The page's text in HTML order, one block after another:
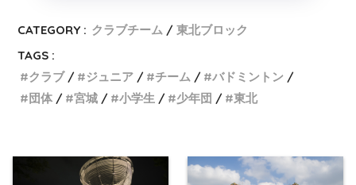
CATEGORY : クラブチーム
東北ブロック
TAGS :
クラブ
ジュニア チーム
バドミントン
団体
宮城 小学生 少年団 東北